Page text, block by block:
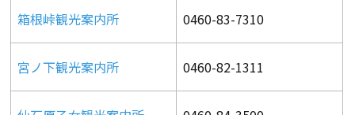
箱根峠観光案内所 0460-83-7310
宮ノ下観光案内所 0460-82-1311